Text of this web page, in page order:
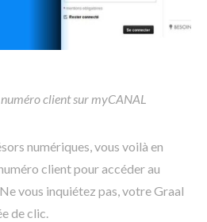
client sur myCANAL
numériques, vous voilà en
client pour accéder au
vous inquiétez pas, votre Graal
de clic.